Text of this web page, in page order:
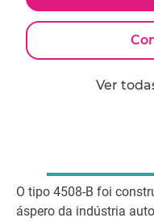
Ver
O tipo 4508-B foi
áspero da indústria